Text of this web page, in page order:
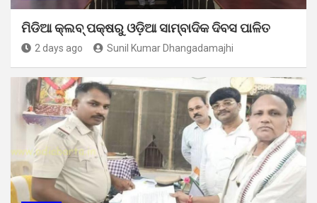
ମିଡିଆ କ୍ଲବ୍ ପକ୍ଷରୁ ଓଡ଼ିଆ ସାମ୍ବାଦିକ ଦିବସ ପାଳିତ
2 days ago Sunil Kumar Dhangadamajhi